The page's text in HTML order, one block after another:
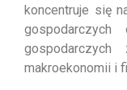
koncentruje się
gospodarczych
makroekonomii i